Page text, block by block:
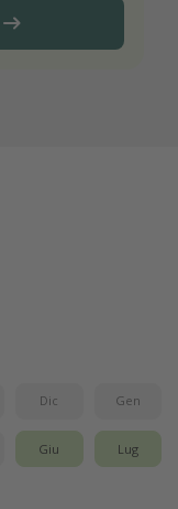
Dic Gen
Giu Lug